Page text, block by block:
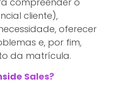
cliente),
oferecer
e, por fim,
da matrícula.
Sales?